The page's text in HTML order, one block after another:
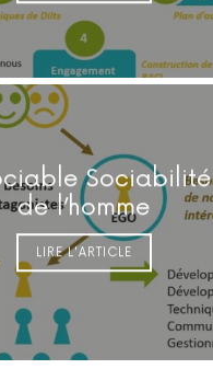
Sociabilité
de l’homme
LIRE L'ARTICLE